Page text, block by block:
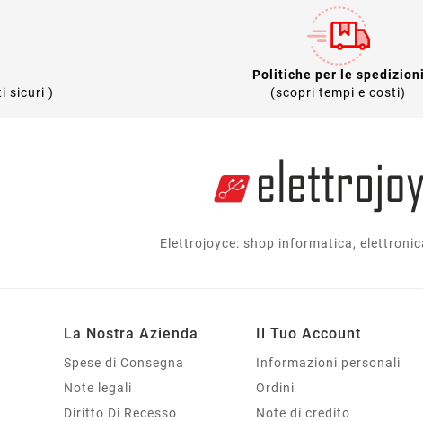
sicuri )
Politiche per le spedizioni
(scopri tempi e costi)
Elettrojoyce: shop informatica,
La Nostra Azienda
Spese di Consegna
Note legali
Diritto Di Recesso
Il Tuo Account
Informazioni personali
Ordini
Note di credito